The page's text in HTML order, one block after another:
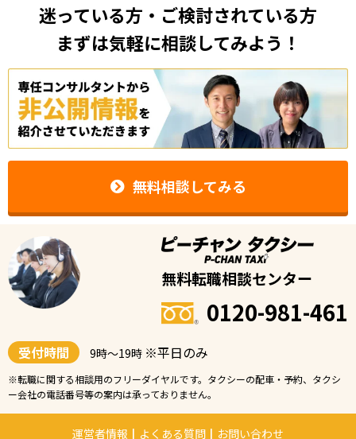
迷っている方・ご検討されている方
まずは気軽に相談してみよう！
無料相談してみる
無料転職相談センター
0120-981-461
受付時間 9時〜19時 ※平日のみ
※転職に関する相談用のフリーダイヤルです。タクシーの配車・予約、タクシ
ー会社の電話番号等の案内は承っておりません。
運営者情報 | よくある質問 | お問い合わせ